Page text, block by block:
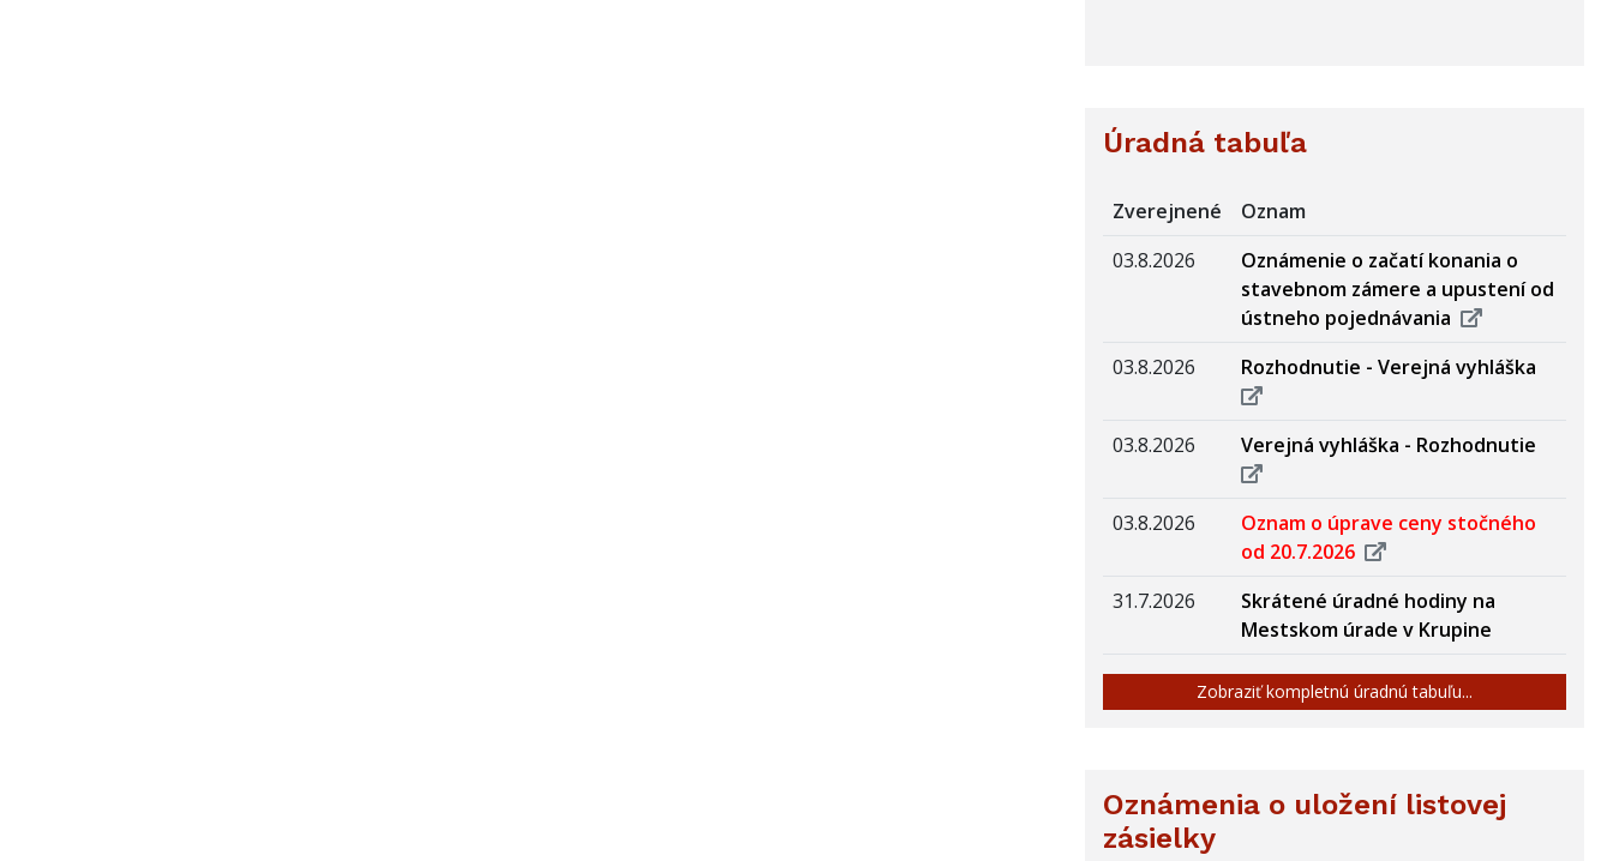
Úradná tabuľa
Zverejnené
Oznam
03.8.2026
Oznámenie o začatí konania o
stavebnom zámere a upustení od
ústneho pojednávania
03.8.2026
Rozhodnutie - Verejná vyhláška
03.8.2026 Verejná vyhláška - Rozhodnutie
03.8.2026
Oznam o úprave ceny stočného
od 20.7.2026
31.7.2026
Skrátené úradné hodiny na
Mestskom úrade v Krupine
Zobraziť kompletnú úradnú tabuľu...
Oznámenia o uložení listovej
zásielky